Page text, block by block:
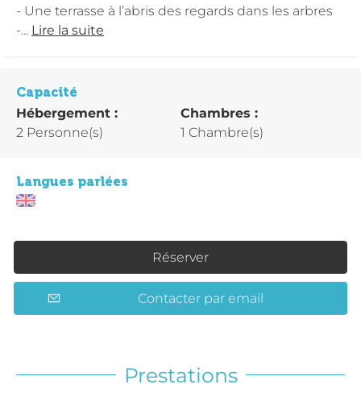
- Une terrasse à l’abris des regards dans les arbres
-... Lire la suite
Capacité
Hébergement :
2 Personne(s)
Chambres :
1 Chambre(s)
Langues parlées
Réserver
Contacter par email
Prestations